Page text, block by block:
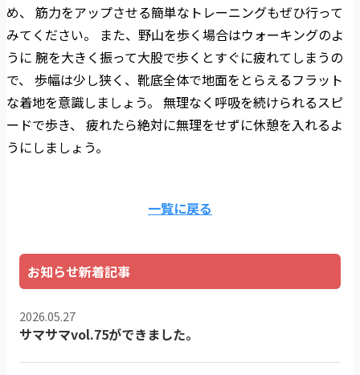
め、 筋力をアップさせる簡単なトレーニングもぜひ行って
みてください。 また、野山を歩く場合はウォーキングのよ
うに 腕を大きく振って大股で歩くとすぐに疲れてしまうの
で、 歩幅は少し狭く、靴底全体で地面をとらえるフラット
な着地を意識しましょう。 無理なく呼吸を続けられるスピ
ードで歩き、 疲れたら絶対に無理をせずに休憩を入れるよ
うにしましょう。
一覧に戻る
お知らせ新着記事
2026.05.27
サマサマvol.75ができました。